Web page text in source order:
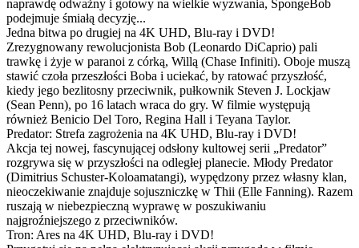
naprawdę odważny i gotowy na wielkie wyzwania, SpongeBob
podejmuje śmiałą decyzję...
Jedna bitwa po drugiej na 4K UHD, Blu-ray i DVD!
Zrezygnowany rewolucjonista Bob (Leonardo DiCaprio) pali
trawkę i żyje w paranoi z córką, Willą (Chase Infiniti). Oboje muszą
stawić czoła przeszłości Boba i uciekać, by ratować przyszłość,
kiedy jego bezlitosny przeciwnik, pułkownik Steven J. Lockjaw
(Sean Penn), po 16 latach wraca do gry. W filmie występują
również Benicio Del Toro, Regina Hall i Teyana Taylor.
Predator: Strefa zagrożenia na 4K UHD, Blu-ray i DVD!
Akcja tej nowej, fascynującej odsłony kultowej serii „Predator”
rozgrywa się w przyszłości na odległej planecie. Młody Predator
(Dimitrius Schuster-Koloamatangi), wypędzony przez własny klan,
nieoczekiwanie znajduje sojuszniczkę w Thii (Elle Fanning). Razem
ruszają w niebezpieczną wyprawę w poszukiwaniu
najgroźniejszego z przeciwników.
Tron: Ares na 4K UHD, Blu-ray i DVD!